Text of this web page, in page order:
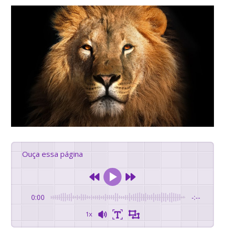
Ouça essa página
0:00 -:--
1x